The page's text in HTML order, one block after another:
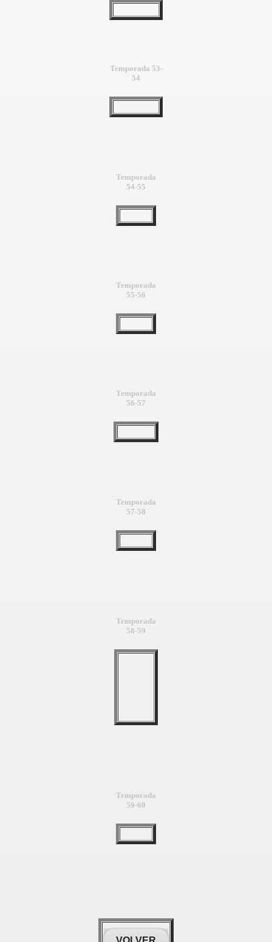
Temporada 53-
54
Temporada
54-55
Temporada
55-56
Temporada
56-57
Temporada
57-58
Temporada
58-59
Temporada
59-60